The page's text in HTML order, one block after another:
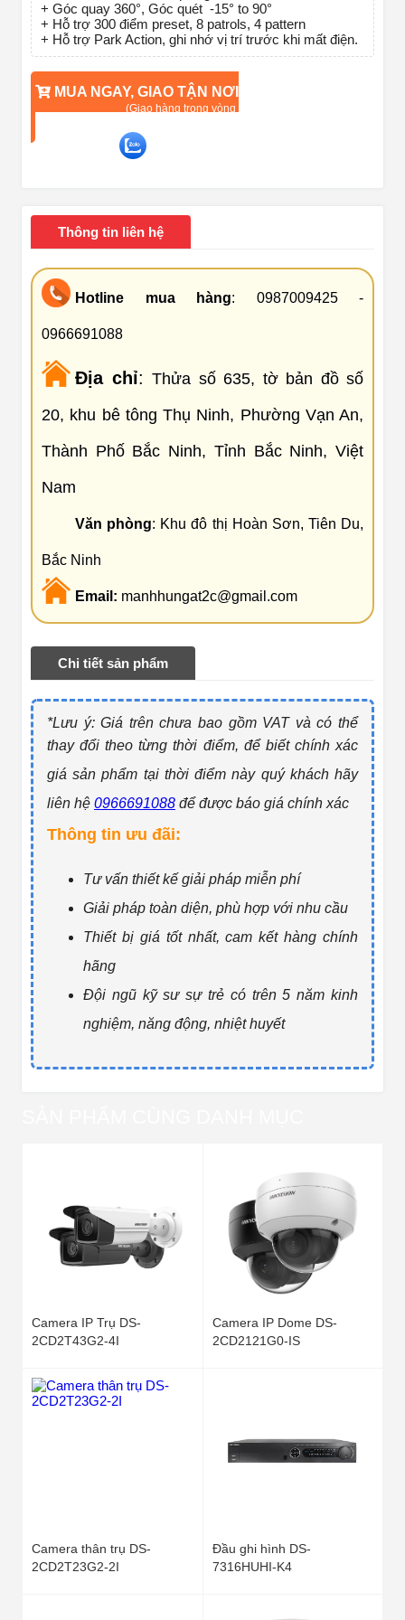
+ Góc quay 360°, Góc quét -15° to 90°
+ Hỗ trợ 300 điểm preset, 8 patrols, 4 pattern
+ Hỗ trợ Park Action, ghi nhớ vị trí trước khi mất điện.
MUA NGAY, GIAO TẬN NƠI
(Giao hàng trong vòng 90 phút)
Thông tin liên hệ
Hotline mua hàng: 0987009425 -
0966691088
Địa chỉ: Thửa số 635, tờ bản đồ số
20, khu bê tông Thụ Ninh, Phường Vạn An,
Thành Phố Bắc Ninh, Tỉnh Bắc Ninh, Việt
Nam
Văn phòng: Khu đô thị Hoàn Sơn, Tiên Du,
Bắc Ninh
Email: manhhungat2c@gmail.com
Chi tiết sản phẩm
*Lưu ý: Giá trên chưa bao gồm VAT và có thể
thay đổi theo từng thời điểm, để biết chính xác
giá sản phẩm tại thời điểm này quý khách hãy
liên hệ 0966691088 để được báo giá chính xác
Thông tin ưu đãi:
Tư vấn thiết kế giải pháp miễn phí
Giải pháp toàn diện, phù hợp với nhu cầu
Thiết bị giá tốt nhất, cam kết hàng chính
hãng
Đội ngũ kỹ sư sự trẻ có trên 5 năm kinh
nghiệm, năng động, nhiệt huyết
Camera IP Trụ DS-
2CD2T43G2-4I
Camera IP Dome DS-
2CD2121G0-IS
Camera thân trụ DS-
2CD2T23G2-2I
Đầu ghi hình DS-
7316HUHI-K4